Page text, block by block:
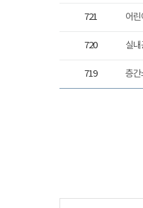
721 어
720 실
719 층간